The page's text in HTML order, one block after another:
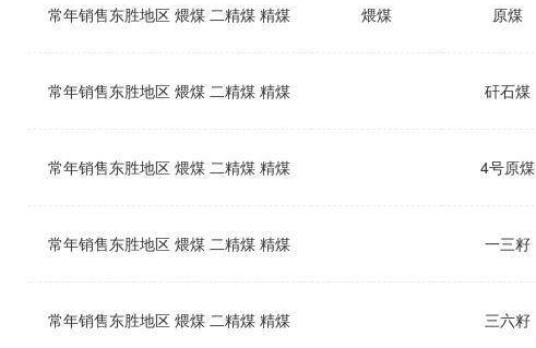
常年销售东胜地区 煨煤 二精煤 精煤 煨煤 原煤
常年销售东胜地区 煨煤 二精煤 精煤 矸石煤
常年销售东胜地区 煨煤 二精煤 精煤 4号原煤
常年销售东胜地区 煨煤 二精煤 精煤 一三籽
常年销售东胜地区 煨煤 二精煤 精煤 三六籽